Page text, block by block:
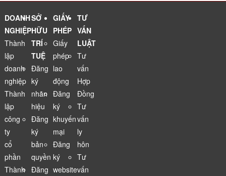
ăn uống
DOANH
NGHIỆP
Thành
lập
doanh
nghiệp
Thành
lập
công
ty
cổ
phần
Thành
SỞ
HỮU
TRÍ
TUỆ
Đăng
ký
nhãn
hiệu
Đăng
ký
bản
quyền
Đăng
GIẤY
PHÉP
Giấy
phép
lao
động
Đăng
ký
khuyến
mại
Đăng
ký
website
TƯ
VẤN
LUẬT
Tư
vấn
Hợp
Đồng
Tư
vấn
ly
hôn
Tư
vấn